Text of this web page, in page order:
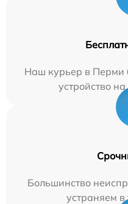
Наш курьер в Перми
устройство
Большинство
устраняем в